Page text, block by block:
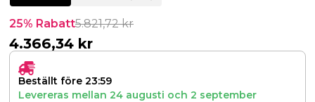
25% Rabatt5.821,72kr
4.366,34 kr
Beställt före 23:59
Levereras mellan 24 augusti och 2 september